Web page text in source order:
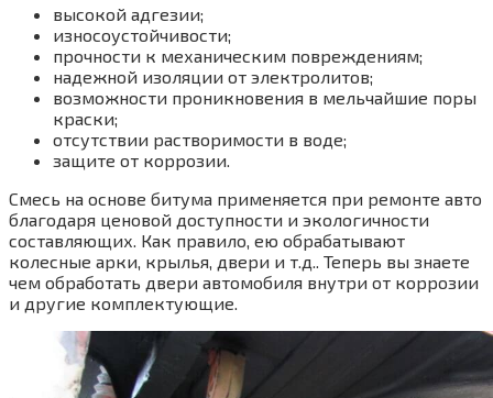
высокой адгезии;
износоустойчивости;
прочности к механическим повреждениям;
надежной изоляции от электролитов;
возможности проникновения в мельчайшие поры
краски;
отсутствии растворимости в воде;
защите от коррозии.
Смесь на основе битума применяется при ремонте авто
благодаря ценовой доступности и экологичности
составляющих. Как правило, ею обрабатывают
колесные арки, крылья, двери и т.д.. Теперь вы знаете
чем обработать двери автомобиля внутри от коррозии
и другие комплектующие.